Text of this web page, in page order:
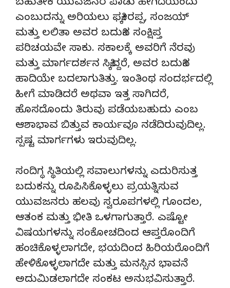
ಬಹುತೇಕ ಯುವಜನರ ಪಾಡು ಹೇಗಿದೆಯೆಂದು
ಎಂಬುದನ್ನು ಅರಿಯಲು ಫಕ್ಕೀರಪ್ಪ, ಸಂಜಯ್
ಮತ್ತು ಲಲಿತಾ ಅವರ ಬದುಕಿನ ಸಂಕ್ಷಿಪ್ತ
ಪರಿಚಯವೇ ಸಾಕು. ಸಕಾಲಕ್ಕೆ ಅವರಿಗೆ ನೆರವು
ಮತ್ತು ಮಾರ್ಗದರ್ಶನ ಸಿಕ್ಕಿದ್ದರೆ, ಅವರ ಬದುಕಿನ
ಹಾದಿಯೇ ಬದಲಾಗುತಿತ್ತು. ಇಂತಿಂಥ ಸಂದರ್ಭದಲ್ಲಿ
ಹೀಗೆ ಮಾಡಿದರೆ ಅಥವಾ ಇತ್ತ ಸಾಗಿದರೆ,
ಹೊಸದೊಂದು ತಿರುವು ಪಡೆಯಬಹುದು ಎಂಬ
ಆಶಾಭಾವ ಬಿತ್ತುವ ಕಾರ್ಯವೂ ನಡೆದಿರುವುದಿಲ್ಲ.
ಸ್ಪಷ್ಟ ಮಾರ್ಗಗಳು ಇರುವುದಿಲ್ಲ.
ಸಂದಿಗ್ಧ ಸ್ಥಿತಿಯಲ್ಲಿ ಸವಾಲುಗಳನ್ನು ಎದುರಿಸುತ್ತ
ಬದುಕನ್ನು ರೂಪಿಸಿಕೊಳ್ಳಲು ಪ್ರಯತ್ನಿಸುವ
ಯುವಜನರು ಹಲವು ಸ್ವರೂಪಗಳಲ್ಲಿ ಗೂಂದಲ,
ಆತಂಕ ಮತ್ತು ಭೀತಿ ಒಳಗಾಗುತ್ತಾರೆ. ಎಷ್ಟೋ
ವಿಷಯಗಳನ್ನು ಸಂಕೋಚದಿಂದ ಆಪ್ತರೊಂದಿಗೆ
ಹಂಚಿಕೊಳ್ಳಲಾಗದೇ, ಭಯದಿಂದ ಹಿರಿಯರೊಂದಿಗೆ
ಹೇಳಿಕೊಳ್ಳಲಾಗದೇ ಮತ್ತು ಮನಸ್ಸಿನ ಭಾವನೆ
ಅದುಮಿಡಲಾಗದೇ ಸಂಕಟ ಅನುಭವಿಸುತ್ತಾರೆ.